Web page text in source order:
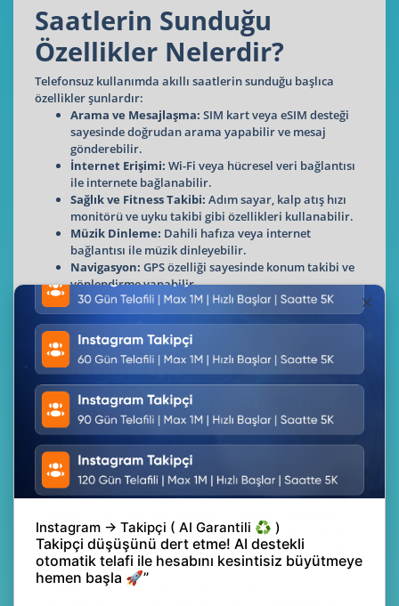
Saatlerin Sunduğu
Özellikler Nelerdir?
Telefonsuz kullanımda akıllı saatlerin sunduğu başlıca
özellikler şunlardır:
Arama ve Mesajlaşma: SIM kart veya eSIM desteği
sayesinde doğrudan arama yapabilir ve mesaj
gönderebilir.
İnternet Erişimi: Wi-Fi veya hücresel veri bağlantısı
ile internete bağlanabilir.
Sağlık ve Fitness Takibi: Adım sayar, kalp atış hızı
monitörü ve uyku takibi gibi özellikleri kullanabilir.
Müzik Dinleme: Dahili hafıza veya internet
bağlantısı ile müzik dinleyebilir.
Navigasyon: GPS özelliği sayesinde konum takibi ve
yönlendirme yapabilir.
Ancak bazı gelişmiş özellikler için ilk kurulumda veya veri
senkronizasyonunda telefona ihtiyaç duyulabilir.
Telefonsuz Akıllı Saat
Kullanmanın Avantajları
Telefonsuz akıllı saat kullanmanın çeşitli avantajları ve
sınırlamaları bulunmaktadır. En önemli avantajlardan biri
özgürlüktür. Kullanıcılar telefon taşımadan temel iletişim
ihtiyaçlarını karşılayabilir, sağlık takibi yapabilir ve acil
durumlarda yardım çağrısında bulunabilir. Özellikle spor
yaparken ya da dışarıda aktif bir yaşam tarzı sürerken
saatlerin sunduğu bu pratiklik önemli bir kolaylık sağlar.
Bu kullanım tarzının bazı sınırlamaları da vardır. Örneğin
bazı uygulamalar yalnızca telefonla senkronize
çalıştığından tam işlevsellik sağlanamayabilir. Ayrıca